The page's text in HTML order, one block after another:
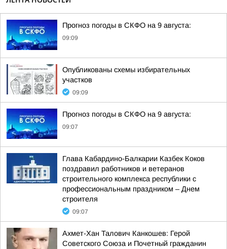
Прогноз погоды в СКФО на 9 августа:
09:09
Опубликованы схемы избирательных
участков
09:09
Прогноз погоды в СКФО на 9 августа:
09:07
Глава Кабардино-Балкарии Казбек Коков
поздравил работников и ветеранов
строительного комплекса республики с
профессиональным праздником – Днем
строителя
09:07
Ахмет-Хан Талович Канкошев: Герой
Советского Союза и Почетный гражданин